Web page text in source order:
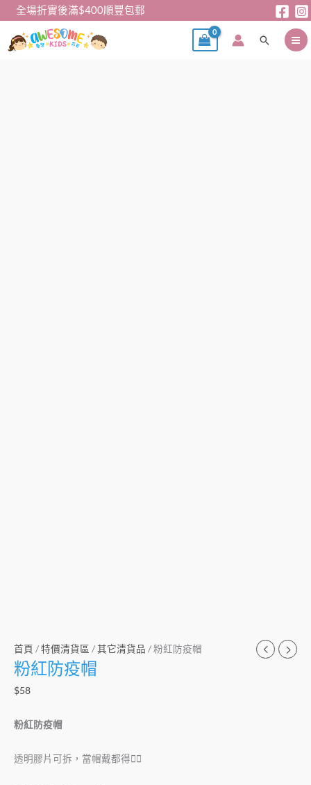
全場折實後滿$400順豐包郵
搜
首頁 /特價清貨區 /其它清貨品 / 粉紅防疫帽
粉紅防疫帽
$58
粉紅防疫帽
透明膠片可拆，當帽戴都得👍🏻